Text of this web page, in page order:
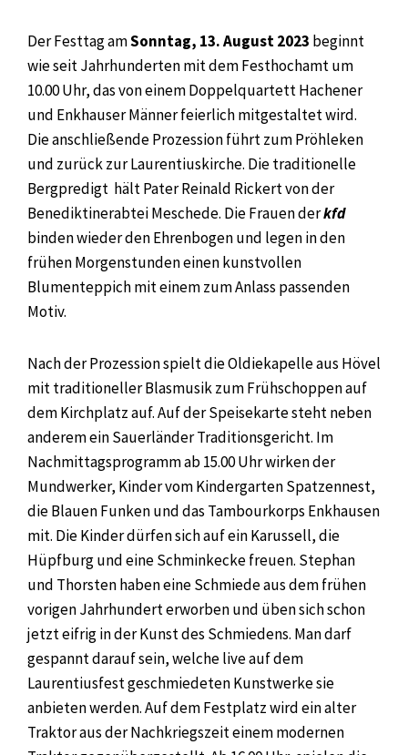
Der Festtag amSonntag, 13. August 2023 beginnt
wie seit Jahrhunderten mit dem Festhochamt um
10.00 Uhr, das von einem Doppelquartett Hachener
und Enkhauser Männer feierlich mitgestaltet wird.
Die anschließende Prozession führt zum Pröhleken
und zurück zur Laurentiuskirche. Die traditionelle
Bergpredigt hält Pater Reinald Rickert von der
Benediktinerabtei Meschede. Die Frauen derkfd
binden wieder den Ehrenbogen und legen in den
frühen Morgenstunden einen kunstvollen
Blumenteppich mit einem zum Anlass passenden
Motiv.
Nach der Prozession spielt die Oldiekapelle aus Hövel
mit traditioneller Blasmusik zum Frühschoppen auf
dem Kirchplatz auf. Auf der Speisekarte steht neben
anderem ein Sauerländer Traditionsgericht. Im
Nachmittagsprogramm ab 15.00 Uhr wirken der
Mundwerker, Kinder vom Kindergarten Spatzennest,
die Blauen Funken und das Tambourkorps Enkhausen
mit. Die Kinder dürfen sich auf ein Karussell, die
Hüpfburg und eine Schminkecke freuen. Stephan
und Thorsten haben eine Schmiede aus dem frühen
vorigen Jahrhundert erworben und üben sich schon
jetzt eifrig in der Kunst des Schmiedens. Man darf
gespannt darauf sein, welche live auf dem
Laurentiusfest geschmiedeten Kunstwerke sie
anbieten werden. Auf dem Festplatz wird ein alter
Traktor aus der Nachkriegszeit einem modernen